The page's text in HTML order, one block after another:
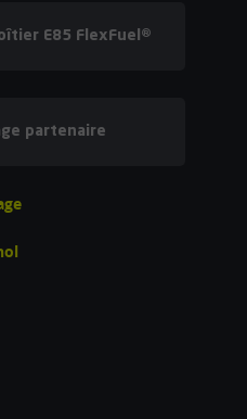
E85 FlexFuel®
partenaire